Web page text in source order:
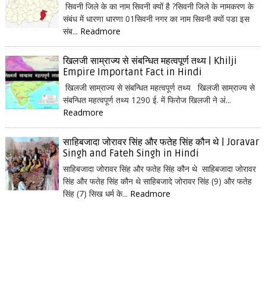
सिवनी जिले के का नाम सिवनी क्यों है ?सिवनी जिले के नामकरण के
संबंध में धारणा धारणा 01सिवनी नगर का नाम सिवनी क्यों पडा इस
संब... Readmore
खिलजी साम्राज्य से संबन्धित महत्वपूर्ण तथ्य | Khilji
Empire Important Fact in Hindi
खिलजी साम्राज्य से संबन्धित महत्वपूर्ण तथ्य खिलजी साम्राज्य से
संबन्धित महत्वपूर्ण तथ्य 1290 ई. में फिरोज खिलजी ने अं...
Readmore
साहिबजादा जोरावर सिंह और फतेह सिंह कौन थे | Joravar
Singh and Fateh Singh in Hindi
साहिबजादा जोरावर सिंह और फतेह सिंह कौन थे साहिबजादा जोरावर
सिंह और फतेह सिंह कौन थे साहिबजादे जोरावर सिंह (9) और फतेह
सिंह (7) सिख धर्म के... Readmore